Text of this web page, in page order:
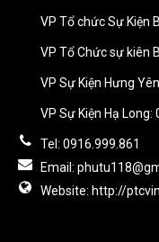
VP Tổ chức Sự Kiện
VP Tổ Chức sự kiên
VP Sự Kiện Hưng
VP Sự Kiện Hạ Long:
Tel: 0916.999.861
Email:
Website: http://